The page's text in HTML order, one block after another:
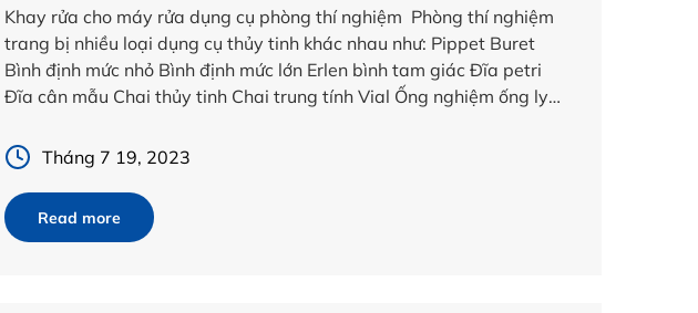
Khay rửa cho máy rửa dụng cụ phòng thí nghiệm Phòng thí nghiệm
trang bị nhiều loại dụng cụ thủy tinh khác nhau như: Pippet Buret
Bình định mức nhỏ Bình định mức lớn Erlen bình tam giác Đĩa petri
Đĩa cân mẫu Chai thủy tinh Chai trung tính Vial Ống nghiệm ống ly
Tháng 7 19, 2023
Read more